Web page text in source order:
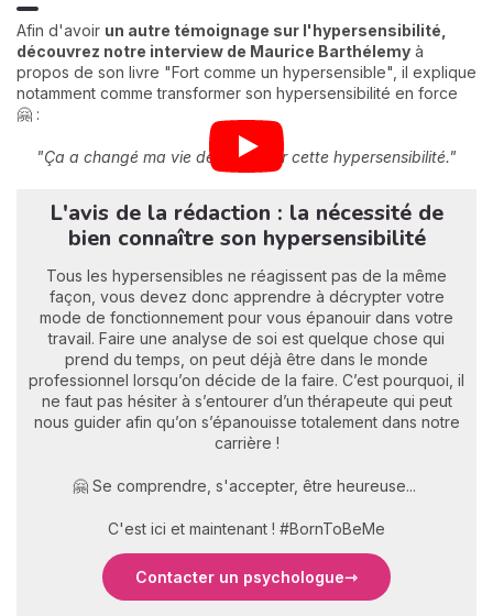
Afin d'avoir un autre témoignage sur l'hypersensibilité,
découvrez notre interview de Maurice Barthélemy à
propos de son livre "Fort comme un hypersensible", il explique
notamment comme transformer son hypersensibilité en force
🤗 :
"Ça a changé ma vie de découvrir cette hypersensibilité."
L'avis de la rédaction : la nécessité de
bien connaître son hypersensibilité
Tous les hypersensibles ne réagissent pas de la même
façon, vous devez donc apprendre à décrypter votre
mode de fonctionnement pour vous épanouir dans votre
travail. Faire une analyse de soi est quelque chose qui
prend du temps, on peut déjà être dans le monde
professionnel lorsqu’on décide de la faire. C’est pourquoi, il
ne faut pas hésiter à s’entourer d’un thérapeute qui peut
nous guider afin qu’on s’épanouisse totalement dans notre
carrière !
🤗 Se comprendre, s'accepter, être heureuse...
C'est ici et maintenant ! #BornToBeMe
Contacter un psychologue